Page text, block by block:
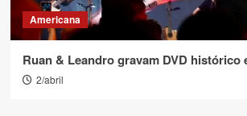
Americana
Ruan & Leandro gravam DVD histórico
2/abril